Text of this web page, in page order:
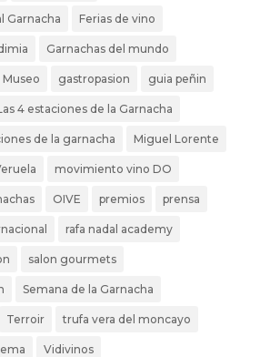
Garnacha Ferias de vino
Garnachas del mundo
Museo gastropasion guia peñin
4 estaciones de la Garnacha
de la garnacha Miguel Lorente
movimiento vino DO
OIVE premios prensa
rafa nadal academy
salon gourmets
Semana de la Garnacha
Terroir trufa vera del moncayo
Vidivinos